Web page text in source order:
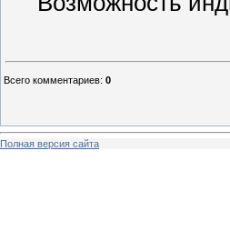
Всего комментариев: 0
Полная версия сайта